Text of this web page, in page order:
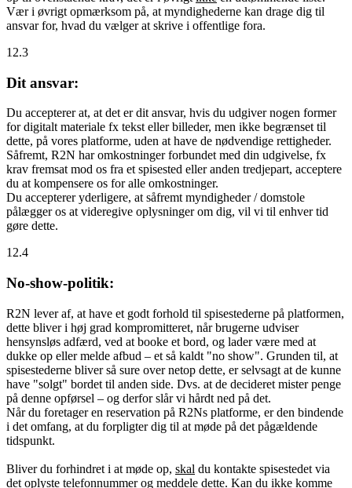
Vær i øvrigt opmærksom på, at myndighederne kan drage dig til
ansvar for, hvad du vælger at skrive i offentlige fora.
12.3
Dit ansvar:
Du accepterer at, at det er dit ansvar, hvis du udgiver nogen former
for digitalt materiale fx tekst eller billeder, men ikke begrænset til
dette, på vores platforme, uden at have de nødvendige rettigheder.
Såfremt, R2N har omkostninger forbundet med din udgivelse, fx
krav fremsat mod os fra et spisested eller anden tredjepart, acceptere
du at kompensere os for alle omkostninger.
Du accepterer yderligere, at såfremt myndigheder / domstole
pålægger os at videregive oplysninger om dig, vil vi til enhver tid
gøre dette.
12.4
No-show-politik:
R2N lever af, at have et godt forhold til spisestederne på platformen,
dette bliver i høj grad kompromitteret, når brugerne udviser
hensynsløs adfærd, ved at booke et bord, og lader være med at
dukke op eller melde afbud – et så kaldt "no show". Grunden til, at
spisestederne bliver så sure over netop dette, er selvsagt at de kunne
have "solgt" bordet til anden side. Dvs. at de decideret mister penge
på denne opførsel – og derfor slår vi hårdt ned på det.
Når du foretager en reservation på R2Ns platforme, er den bindende
i det omfang, at du forpligter dig til at møde på det pågældende
tidspunkt.
Bliver du forhindret i at møde op, skal du kontakte spisestedet via
det oplyste telefonnummer og meddele dette. Kan du ikke komme